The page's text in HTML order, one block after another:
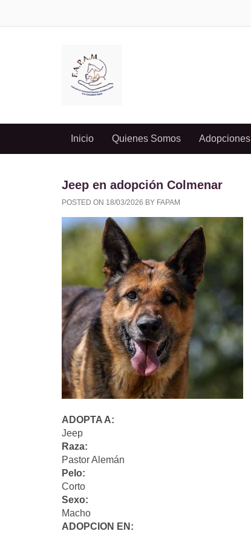
Inicio Quienes Somos Adopciones
Jeep en adopción Colmenar
POSTED ON 18/03/2026 BY FAPAM
ADOPTA A:
Jeep
Raza:
Pastor Alemán
Pelo:
Corto
Sexo:
Macho
ADOPCION EN: